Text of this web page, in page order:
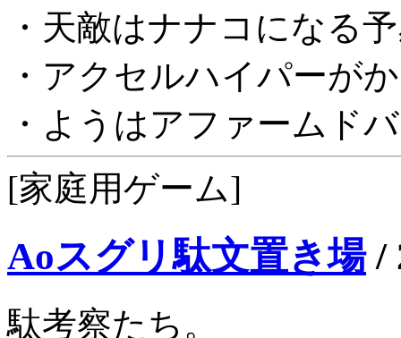
・天敵はナナコになる
・アクセルハイパーが
・ようはアファームド
[家庭用ゲーム]
Aoスグリ駄文置き場/
駄考察たち。